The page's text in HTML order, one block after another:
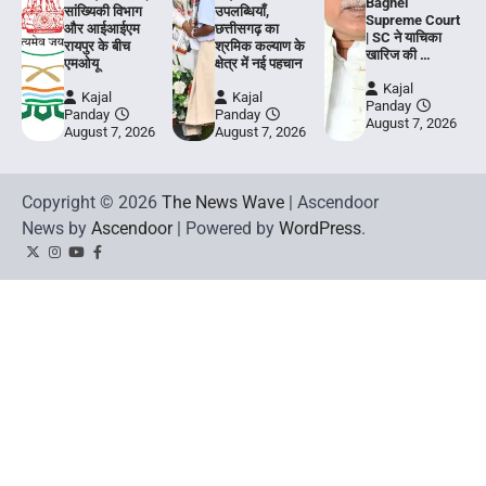
सांख्यिकी विभाग
और आईआईएम
रायपुर के बीच
एमओयू
Kajal
Panday
August 7, 2026
उपलब्धियाँ,
छत्तीसगढ़ का
श्रमिक कल्याण के
क्षेत्र में नई पहचान
Kajal
Panday
August 7, 2026
Supreme Court
| SC ने याचिका
खारिज की …
Kajal
Panday
August 7, 2026
Copyright © 2026 The News Wave | Ascendoor
News by Ascendoor| Powered by WordPress.
TwitterInstagram
YouTubeFacebook